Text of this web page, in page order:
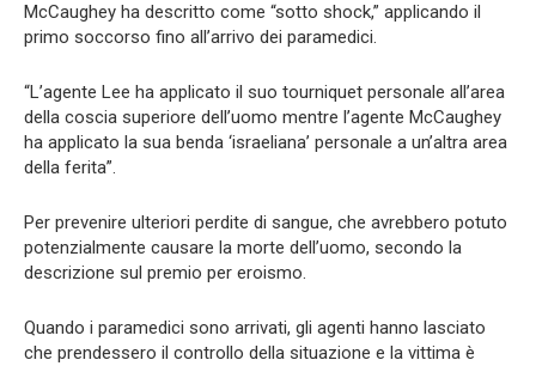
McCaughey ha descritto come “sotto shock,” applicando il
primo soccorso fino all’arrivo dei paramedici.
“L’agente Lee ha applicato il suo tourniquet personale all’area
della coscia superiore dell’uomo mentre l’agente McCaughey
ha applicato la sua benda ‘israeliana’ personale a un’altra area
della ferita”.
Per prevenire ulteriori perdite di sangue, che avrebbero potuto
potenzialmente causare la morte dell’uomo, secondo la
descrizione sul premio per eroismo.
Quando i paramedici sono arrivati, gli agenti hanno lasciato
che prendessero il controllo della situazione e la vittima è